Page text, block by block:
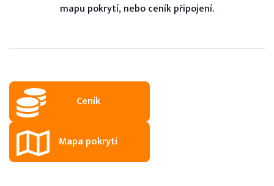
mapu pokrytí, nebo ceník připojení.
Ceník
Mapa pokrytí